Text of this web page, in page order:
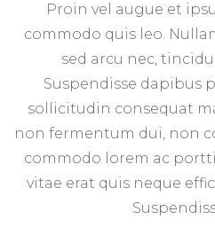
Proin vel augue et
commodo quis leo.
sed arcu nec,
Suspendisse dapibus
sollicitudin consequat
non fermentum dui, non
commodo lorem ac
vitae erat quis neque